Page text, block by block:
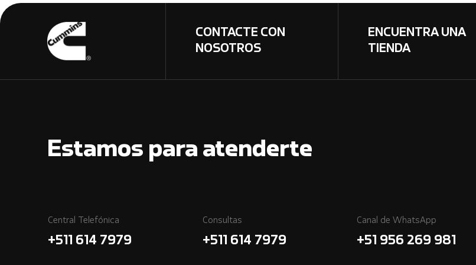
CONTACTE CON
NOSOTROS
ENCUENTRA UNA
TIENDA
Estamos para atenderte
Central Telefónica
+511 614 7979
Consultas
+511 614 7979
Canal de WhatsApp
+51 956 269 981